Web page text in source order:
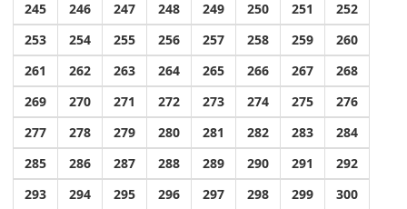
245 246 247 248 249 250 251
252
253
254 255 256 257 258 259
260
261
262 263 264 265 266 267
268
269
270 271 272 273 274 275
276
277
278 279 280 281 282 283
284
285
286 287 288 289 290 291
292
293
294 295 296 297 298 299
300